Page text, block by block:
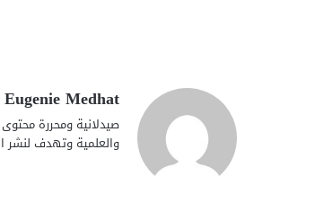
Eugenie Medhat
صيدلانية ومحررة
والعلمية وتهدف لنشر